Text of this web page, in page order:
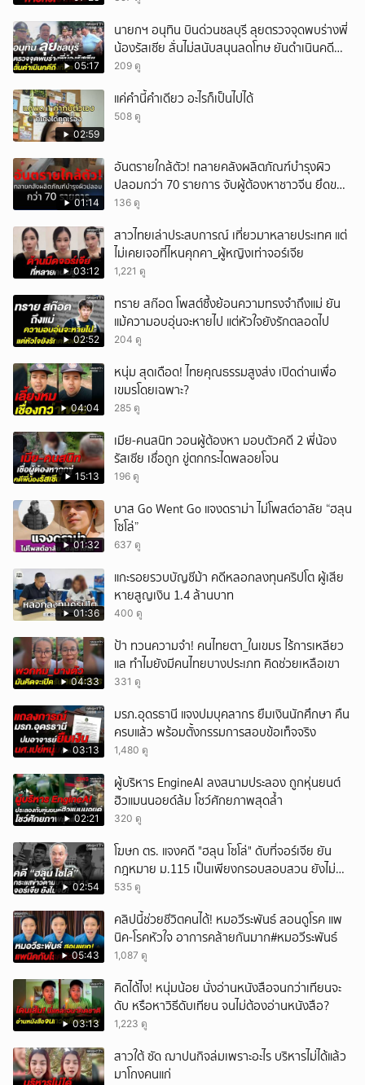
05:17
นายกฯ อนุทิน บินด่วนชลบุรี ลุยตรวจจุดพบร่างพี่
น้องรัสเซีย ลั่นไม่สนับสนุนลดโทษ ยันดำเนินคดี
ถึงที่สุด
209 ดู
02:59
แค่คำนี้คำเดียว อะไรก็เป็นไปได้
508 ดู
01:14
อันตรายใกล้ตัว! ทลายคลังผลิตภัณฑ์บำรุงผิว
ปลอมกว่า 70 รายการ จับผู้ต้องหาชาวจีน ยึดของ
กลางเพียบ
136 ดู
03:12
สาวไทยเล่าประสบการณ์ เที่ยวมาหลายประเทศ แต่
ไม่เคยเจอที่ไหนคุกคา_ผู้หญิงเท่าจอร์เจีย
1,221 ดู
02:52
ทราย สก๊อต โพสต์ซึ้งย้อนความทรงจำถึงแม่ ยัน
แม้ความอบอุ่นจะหายไป แต่หัวใจยังรักตลอดไป
204 ดู
04:04
หนุ่ม สุดเดือด! ไทยคุณธรรมสูงส่ง เปิดด่านเพื่อ
เขมรโดยเฉพาะ?
285 ดู
15:13
เมีย-คนสนิท วอนผู้ต้องหา มอบตัวคดี 2 พี่น้อง
รัสเซีย เชื่อถูก ขู่ตกกระไดพลอยโจน
196 ดู
01:32
บาส Go Went Go แจงดราม่า ไม่โพสต์อาลัย “ฮลุน
โซโล่”
637 ดู
01:36
แกะรอยรวบบัญชีม้า คดีหลอกลงทุนคริปโต ผู้เสีย
หายสูญเงิน 1.4 ล้านบาท
400 ดู
04:33
ป้า ทวนความจำ! คนไทยตา_ในเขมร ไร้การเหลียว
แล ทำไมยังมีคนไทยบางประเภท คิดช่วยเหลือเขา
331 ดู
03:13
มรภ.อุดรธานี แจงปมบุคลากร ยืมเงินนักศึกษา คืน
ครบแล้ว พร้อมตั้งกรรมการสอบข้อเท็จจริง
1,480 ดู
02:21
ผู้บริหาร EngineAI ลงสนามประลอง ถูกหุ่นยนต์
ฮิวแมนนอยด์ล้ม โชว์ศักยภาพสุดล้ำ
320 ดู
02:54
โฆษก ตร. แจงคดี "ฮลุน โซโล่" ดับที่จอร์เจีย ยัน
กฎหมาย ม.115 เป็นเพียงกรอบสอบสวน ยังไม่
สรุปสาเหตุ
535 ดู
05:43
คลิปนี้ช่วยชีวิตคนได้! หมอวีระพันธ์ สอนดูโรค แพ
นิค-โรคหัวใจ อาการคล้ายกันมาก#หมอวีระพันธ์
1,087 ดู
03:13
คิดได้ไง! หนุ่มน้อย นั่งอ่านหนังสือจนกว่าเทียนจะ
ดับ หรือหาวิธีดับเทียน จนไม่ต้องอ่านหนังสือ?
1,223 ดู
สาวใต้ ซัด ฌาปนกิจล่มเพราะอะไร บริหารไม่ได้แล้ว
มาโกงคนแก่